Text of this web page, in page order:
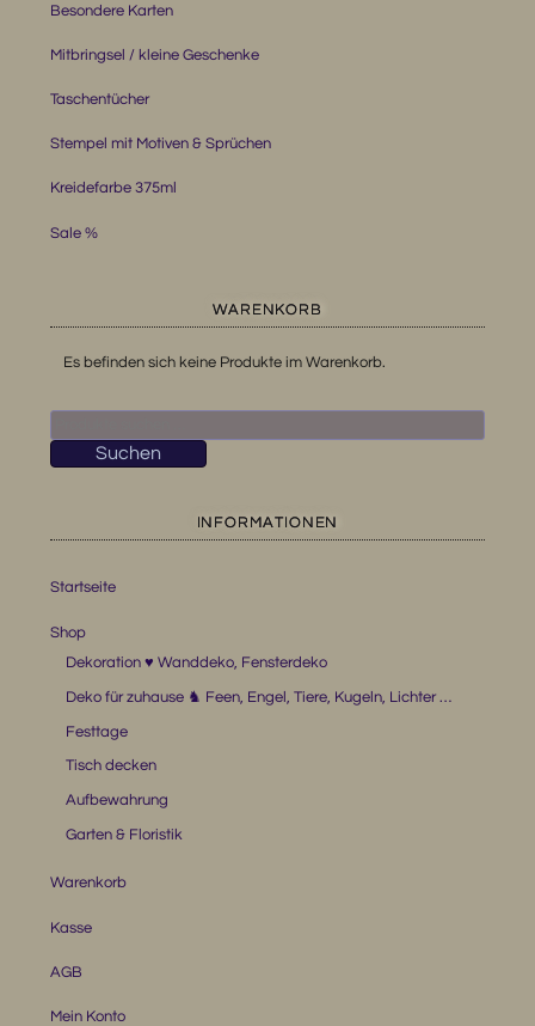
Besondere Karten
Mitbringsel / kleine Geschenke
Taschentücher
Stempel mit Motiven & Sprüchen
Kreidefarbe 375ml
Sale %
WARENKORB
Es befinden sich keine Produkte im Warenkorb.
nach:
Suchen
INFORMATIONEN
Startseite
Shop
Dekoration ♥ Wanddeko, Fensterdeko
Deko für zuhause ♞ Feen, Engel, Tiere, Kugeln, Lichter …
Festtage
Tisch decken
Aufbewahrung
Garten & Floristik
Warenkorb
Kasse
AGB
Mein Konto